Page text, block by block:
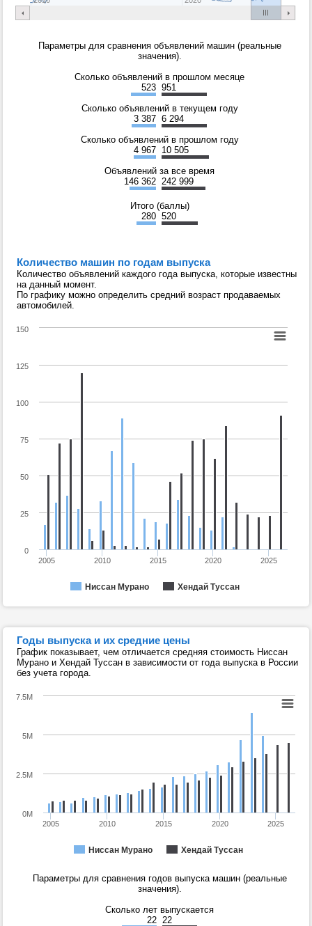
Параметры для сравнения объявлений машин (реальные
значения).
Сколько объявлений в прошлом месяце
523 951
Сколько объявлений в текущем году
3 387 6 294
Сколько объявлений в прошлом году
4 967 10 505
Объявлений за все время
146 362 242 999
Итого (баллы)
280 520
Количество машин по годам выпуска
Количество объявлений каждого года выпуска, которые известны
на данный момент.
По графику можно определить средний возраст продаваемых
автомобилей.
Ниссан Мурано Хендай Туссан
2005 2010 2015 2020 2025
0
25
50
75
100
125
150
Годы выпуска и их средние цены
График показывает, чем отличается средняя стоимость Ниссан
Мурано и Хендай Туссан в зависимости от года выпуска в России
без учета города.
Ниссан Мурано Хендай Туссан
2005 2010 2015 2020 2025
0M
2.5M
5M
7.5M
Параметры для сравнения годов выпуска машин (реальные
значения).
Сколько лет выпускается
22 22